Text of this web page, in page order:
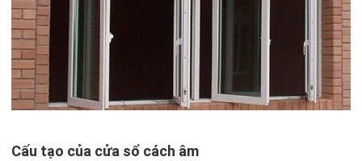
Cấu tạo của cửa sổ cách âm